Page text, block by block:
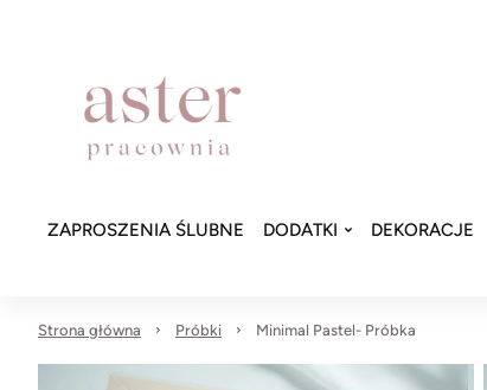
ZAPROSZENIA ŚLUBNE DODATKI DEKORACJE
Strona główna Próbki Minimal Pastel- Próbka